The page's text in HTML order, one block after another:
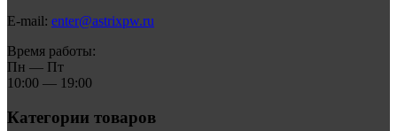
E-mail: enter@astrixpw.ru
Время работы:
Пн — Пт
10:00 — 19:00
Категории товаров